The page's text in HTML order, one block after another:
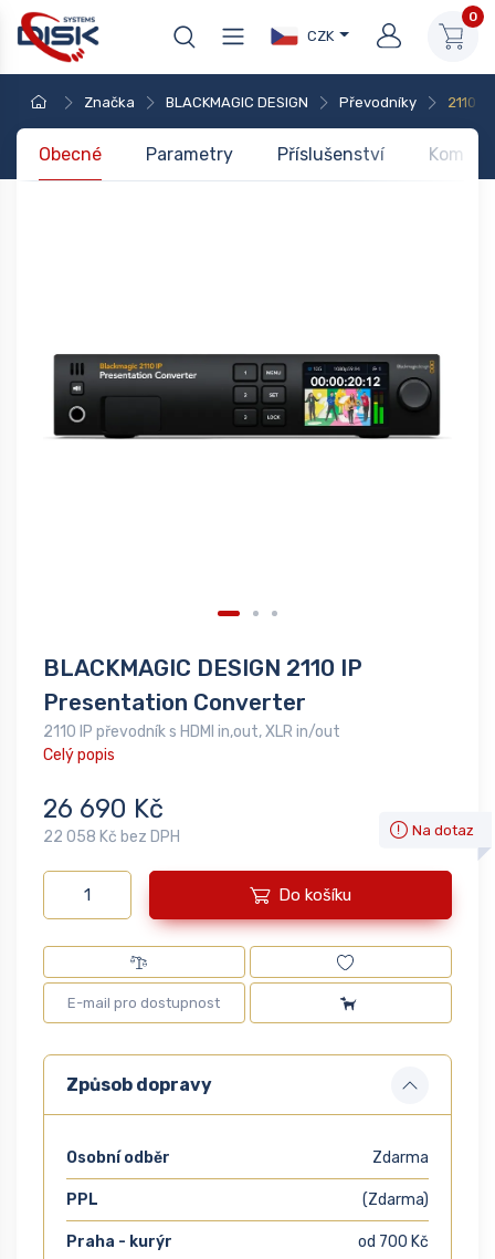
CZK
0
Značka BLACKMAGIC DESIGN Převodníky 2110 IP
Obecné Parametry Příslušenství
BLACKMAGIC DESIGN 2110 IP
Presentation Converter
2110 IP převodník s HDMI in,out, XLR in/out
Celý popis
26 690 Kč
22 058 Kč bez DPH Na dotaz
Do košíku
Způsob dopravy
Osobní odběr Zdarma
PPL (Zdarma)
Praha - kurýr od 700 Kč